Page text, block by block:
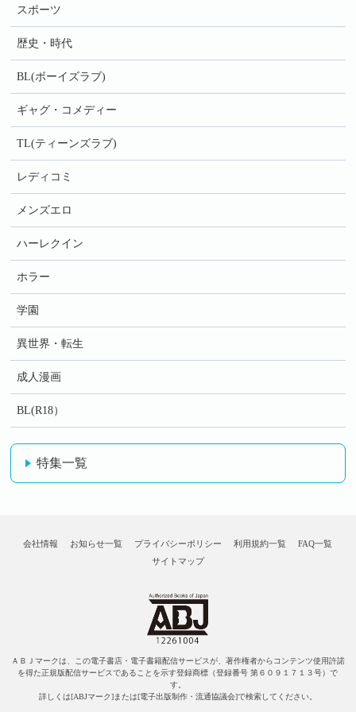
スポーツ
歴史・時代
BL(ボーイズラブ)
ギャグ・コメディー
TL(ティーンズラブ)
レディコミ
メンズエロ
ハーレクイン
ホラー
学園
異世界・転生
成人漫画
BL(R18）
特集一覧
会社情報 お知らせ一覧 プライバシーポリシー 利用規約一覧
FAQ一覧
サイトマップ
ＡＢＪマークは、この電子書店・電子書籍配信サービスが、著作権者からコンテンツ使用許諾
を得た正規版配信サービスであることを示す登録商標（登録番号 第６０９１７１３号）で
す。
詳しくは[ABJマーク]または[電子出版制作・流通協議会]で検索してください。